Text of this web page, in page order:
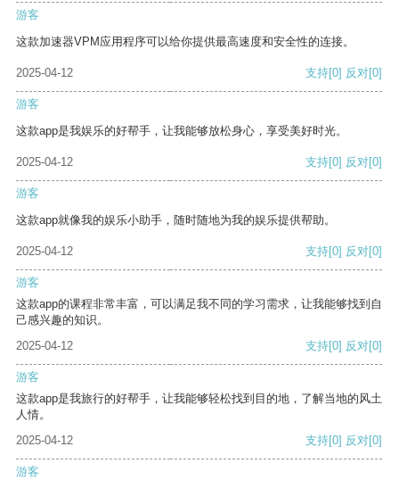
游客
这款加速器VPM应用程序可以给你提供最高速度和安全性的连接。
2025-04-12 支持[0] 反对[0]
游客
这款app是我娱乐的好帮手，让我能够放松身心，享受美好时光。
2025-04-12 支持[0] 反对[0]
游客
这款app就像我的娱乐小助手，随时随地为我的娱乐提供帮助。
2025-04-12 支持[0] 反对[0]
游客
这款app的课程非常丰富，可以满足我不同的学习需求，让我能够找到自
己感兴趣的知识。
2025-04-12
支持[0] 反对[0]
游客
这款app是我旅行的好帮手，让我能够轻松找到目的地，了解当地的风土
人情。
2025-04-12
支持[0] 反对[0]
游客